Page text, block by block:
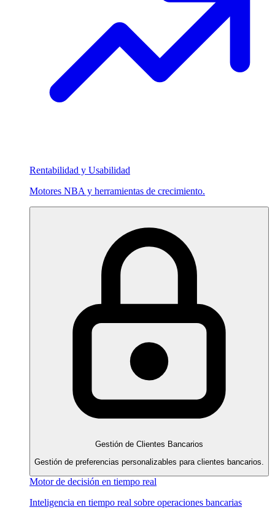
Rentabilidad y Usabilidad
Motores NBA y herramientas de crecimiento.
Gestión de Clientes Bancarios
Gestión de preferencias personalizables para clientes bancarios.
Motor de decisión en tiempo real
Inteligencia en tiempo real sobre operaciones bancarias